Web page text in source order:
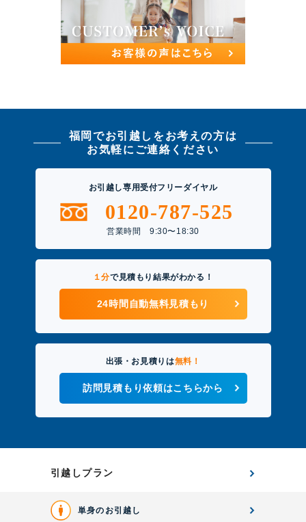
福岡でお引越しをお考えの方は
お気軽にご連絡ください
お引越し専用受付フリーダイヤル
0120-787-525
営業時間 9:30〜18:30
１分で見積もり結果がわかる！
24時間自動無料見積もり
出張・お見積りは無料！
訪問見積もり依頼はこちらから
引越しプラン
単身のお引越し